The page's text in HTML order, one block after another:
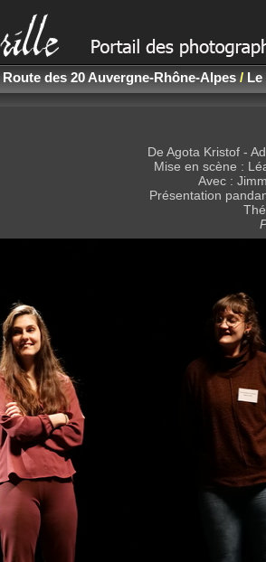
Route des 20 Auvergne-Rhône-Alpes/
De Agota Kristof -
Mise en scène :
Avec :
Présentation